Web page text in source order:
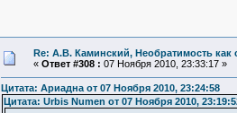
Re: А.В. Каминский, Необратимость как
« Ответ #308 : 07 Ноября 2010, 23:33:17 »
Цитата: Ариадна от 07 Ноября 2010, 23:24:58
Цитата: Urbis Numen от 07 Ноября 2010,